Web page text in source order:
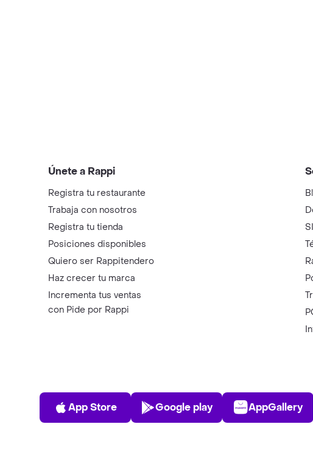
Únete a Rappi
Registra tu restaurante
Trabaja con nosotros
Registra tu tienda
Posiciones disponibles
Quiero ser Rappitendero
Haz crecer tu marca
Incrementa tus ventas
con Pide por Rappi
App Store
App Store
Play Store
Google play AppGallery